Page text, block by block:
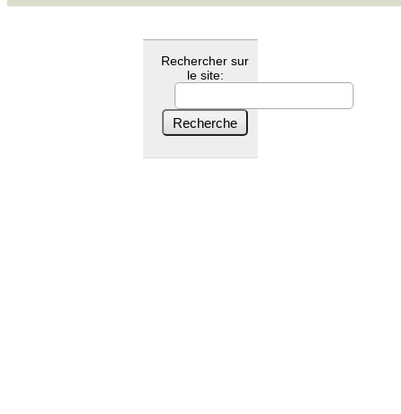
Rechercher sur
le site: